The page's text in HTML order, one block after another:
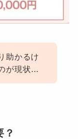
助かるけ
が現状…